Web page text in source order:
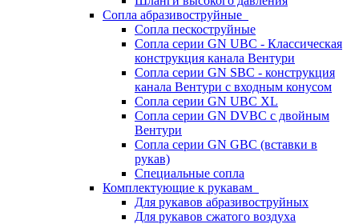
Сопла абразивоструйные
Сопла пескоструйные
Сопла серии GN UBC - Классическая
конструкция канала Вентури
Сопла серии GN SBC - конструкция
канала Вентури c входным конусом
Сопла серии GN UBC XL
Сопла серии GN DVBC с двойным
Вентури
Сопла серии GN GBC (вставки в
рукав)
Специальные сопла
Комплектующие к рукавам
Для рукавов абразивоструйных
Для рукавов сжатого воздуха